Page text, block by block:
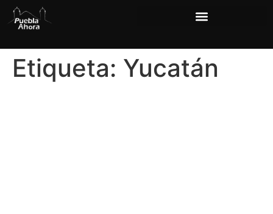
Etiqueta: Yucatán